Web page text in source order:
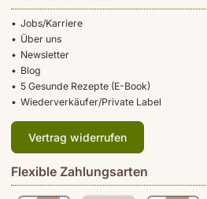
Jobs/Karriere
Über uns
Newsletter
Blog
5 Gesunde Rezepte (E-Book)
Wiederverkäufer/Private Label
Vertrag widerrufen
Flexible Zahlungsarten